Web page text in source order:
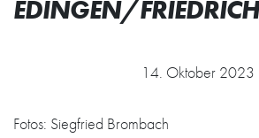
EDINGEN/
14. Oktober 2023
Fotos: Siegfried Brombach